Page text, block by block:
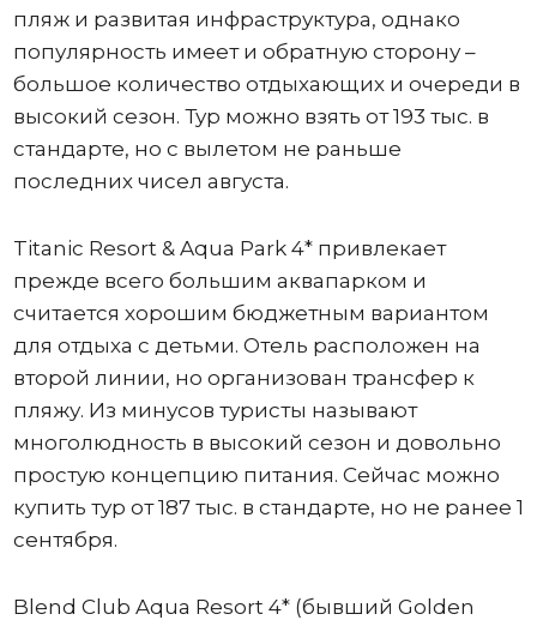
пляж и развитая инфраструктура, однако
популярность имеет и обратную сторону –
большое количество отдыхающих и очереди в
высокий сезон. Тур можно взять от 193 тыс. в
стандарте, но с вылетом не раньше
последних чисел августа.
Titanic Resort & Aqua Park 4* привлекает
прежде всего большим аквапарком и
считается хорошим бюджетным вариантом
для отдыха с детьми. Отель расположен на
второй линии, но организован трансфер к
пляжу. Из минусов туристы называют
многолюдность в высокий сезон и довольно
простую концепцию питания. Сейчас можно
купить тур от 187 тыс. в стандарте, но не ранее 1
сентября.
Blend Club Aqua Resort 4* (бывший Golden